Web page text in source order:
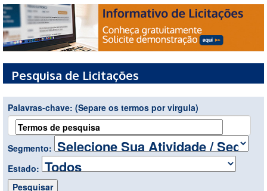
Pesquisa de Licitações
Palavras-chave: (Separe os termos por virgula)
Segmento:
Estado: